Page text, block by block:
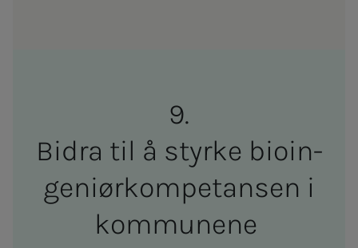
Bi­d­ra til å styr­­­ke bio­­­in­­­
ge­­­ni­ør­­­kom­­­pe­tan­­­sen i
kom­­­mu­­­ne­­­ne